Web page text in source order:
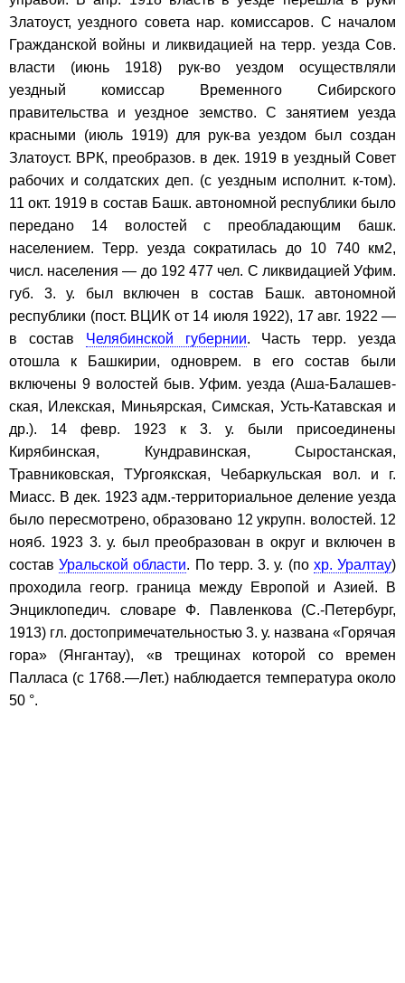
Златоуст, уездного совета нар. комиссаров. С началом
Гражданской войны и ликвидацией на терр. уезда Сов.
власти (июнь 1918) рук-во уездом осуществляли
уездный комиссар Временного Сибирского
правительства и уездное земство. С занятием уезда
красными (июль 1919) для рук-ва уездом был создан
Златоуст. ВРК, преобразов. в дек. 1919 в уездный Совет
рабочих и солдатских деп. (с уездным исполнит. к-том).
11 окт. 1919 в состав Башк. автономной республики было
передано 14 волостей с преобладающим башк.
населением. Терр. уезда сократилась до 10 740 км2,
числ. населения — до 192 477 чел. С ликвидацией Уфим.
губ. 3. у. был включен в состав Башк. автономной
республики (пост. ВЦИК от 14 июля 1922), 17 авг. 1922 —
в состав Челябинской губернии. Часть терр. уезда
отошла к Башкирии, одноврем. в его состав были
включены 9 волостей быв. Уфим. уезда (Аша-Балашев-
ская, Илекская, Миньярская, Симская, Усть-Катавская и
др.). 14 февр. 1923 к 3. у. были присоединены
Кирябинская, Кундравинская, Сыростанская,
Травниковская, ТУргоякская, Чебаркульская вол. и г.
Миасс. В дек. 1923 адм.-территориальное деление уезда
было пересмотрено, образовано 12 укрупн. волостей. 12
нояб. 1923 3. у. был преобразован в округ и включен в
составУральской области. По терр. 3. у. (по хр. Уралтау)
проходила геогр. граница между Европой и Азией. В
Энциклопедич. словаре Ф. Павленкова (С.-Петербург,
1913) гл. достопримечательностью 3. у. названа «Горячая
гора» (Янгантау), «в трещинах которой со времен
Палласа (с 1768.—Лет.) наблюдается температура около
50 °.